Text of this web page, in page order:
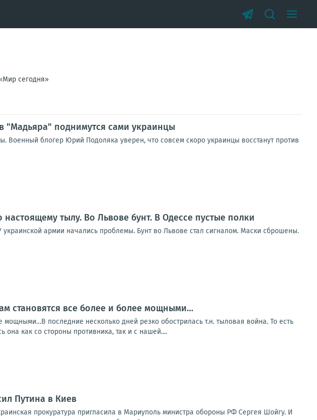
сегодня»
"Мадьяра" поднимутся сами украинцы
Военный блогер Юрий Подоляка уверен, что совсем скоро украинцы восстанут против
тылу. Во Львове бунт. В Одессе пустые полки
армии начались проблемы. Бунт во Львове стал сигналом. Маски сброшены.
становятся все более и более мощными…
последние несколько дней резко обострилась т.н. тыловая война. То есть
как со стороны противника, так и с нашей....
Путина в Киев
прокуратура пригласила в Мариуполь министра обороны РФ Сергея Шойгу. И